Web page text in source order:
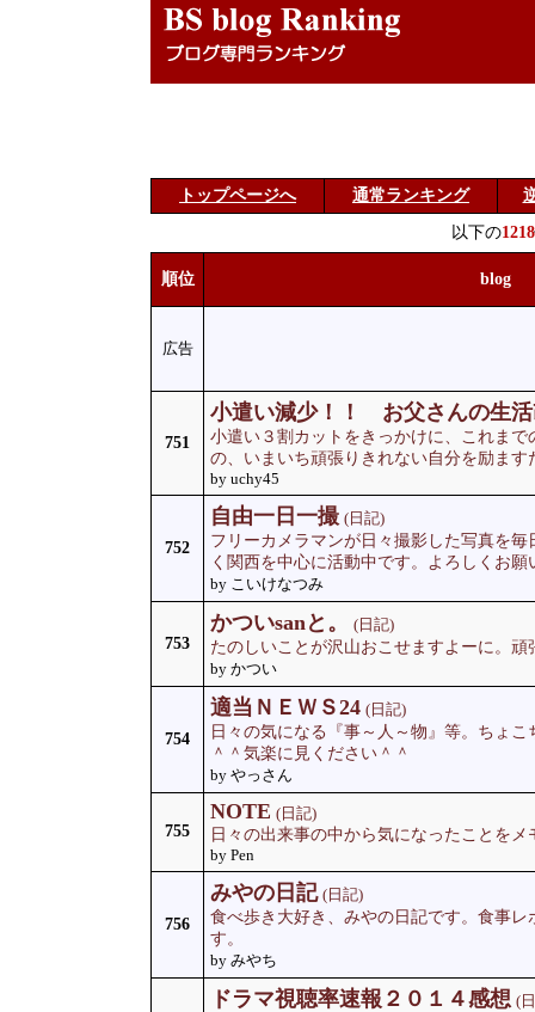
トップページへ 通常ランキング
以下の1218
順位 blog
広告
751
小遣い減少！！ お父さんの生
小遣い３割カットをきっかけに、これま
の、いまいち頑張りきれない自分を励ます
by uchy45
752
自由一日一撮 (日記)
フリーカメラマンが日々撮影した写真を
く関西を中心に活動中です。よろしくお願
by こいけなつみ
753
かついsanと。
(日記)
たのしいことが沢山おこせますよーに。頑
by かつい
754
適当ＮＥＷＳ24 (日記)
日々の気になる『事～人～物』等。ちょ
＾＾気楽に見ください＾＾
by やっさん
755
NOTE (日記)
日々の出来事の中から気になったことを
by Pen
756
みやの日記 (日記)
食べ歩き大好き、みやの日記です。食事
す。
by みやち
ドラマ視聴率速報２０１４感想 (